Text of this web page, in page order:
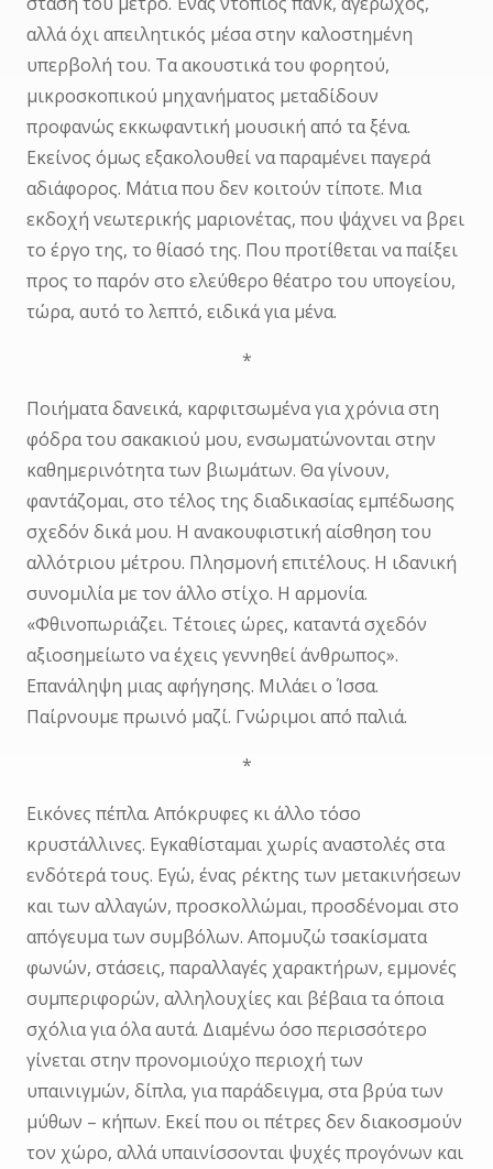
αλλά όχι απειλητικός μέσα στην καλοστημένη
υπερβολή του. Τα ακουστικά του φορητού,
μικροσκοπικού μηχανήματος μεταδίδουν
προφανώς εκκωφαντική μουσική από τα ξένα.
Εκείνος όμως εξακολουθεί να παραμένει παγερά
αδιάφορος. Μάτια που δεν κοιτούν τίποτε. Μια
εκδοχή νεωτερικής μαριονέτας, που ψάχνει να βρει
το έργο της, το θίασό της. Που προτίθεται να παίξει
προς το παρόν στο ελεύθερο θέατρο του υπογείου,
τώρα, αυτό το λεπτό, ειδικά για μένα.
*
Ποιήματα δανεικά, καρφιτσωμένα για χρόνια στη
φόδρα του σακακιού μου, ενσωματώνονται στην
καθημερινότητα των βιωμάτων. Θα γίνουν,
φαντάζομαι, στο τέλος της διαδικασίας εμπέδωσης
σχεδόν δικά μου. Η ανακουφιστική αίσθηση του
αλλότριου μέτρου. Πλησμονή επιτέλους. Η ιδανική
συνομιλία με τον άλλο στίχο. Η αρμονία.
«Φθινοπωριάζει. Τέτοιες ώρες, καταντά σχεδόν
αξιοσημείωτο να έχεις γεννηθεί άνθρωπος».
Επανάληψη μιας αφήγησης. Μιλάει ο Ίσσα.
Παίρνουμε πρωινό μαζί. Γνώριμοι από παλιά.
*
Εικόνες πέπλα. Απόκρυφες κι άλλο τόσο
κρυστάλλινες. Εγκαθίσταμαι χωρίς αναστολές στα
ενδότερά τους. Εγώ, ένας ρέκτης των μετακινήσεων
και των αλλαγών, προσκολλώμαι, προσδένομαι στο
απόγευμα των συμβόλων. Απομυζώ τσακίσματα
φωνών, στάσεις, παραλλαγές χαρακτήρων, εμμονές
συμπεριφορών, αλληλουχίες και βέβαια τα όποια
σχόλια για όλα αυτά. Διαμένω όσο περισσότερο
γίνεται στην προνομιούχο περιοχή των
υπαινιγμών, δίπλα, για παράδειγμα, στα βρύα των
μύθων – κήπων. Εκεί που οι πέτρες δεν διακοσμούν
τον χώρο, αλλά υπαινίσσονται ψυχές προγόνων και